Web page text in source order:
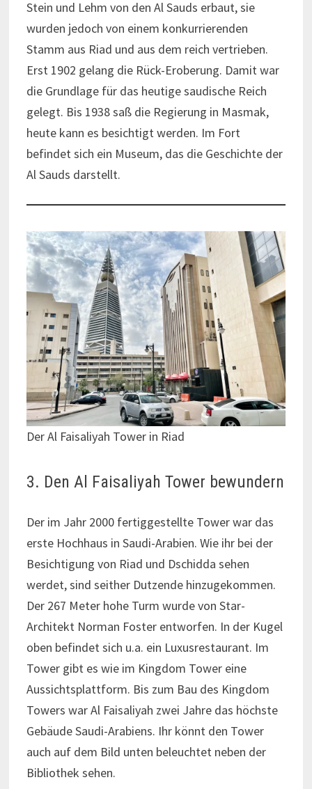
Stein und Lehm von den Al Sauds erbaut, sie
wurden jedoch von einem konkurrierenden
Stamm aus Riad und aus dem reich vertrieben.
Erst 1902 gelang die Rück-Eroberung. Damit war
die Grundlage für das heutige saudische Reich
gelegt. Bis 1938 saß die Regierung in Masmak,
heute kann es besichtigt werden. Im Fort
befindet sich ein Museum, das die Geschichte der
Al Sauds darstellt.
Der Al Faisaliyah Tower in Riad
3. Den Al Faisaliyah Tower bewundern
Der im Jahr 2000 fertiggestellte Tower war das
erste Hochhaus in Saudi-Arabien. Wie ihr bei der
Besichtigung von Riad und Dschidda sehen
werdet, sind seither Dutzende hinzugekommen.
Der 267 Meter hohe Turm wurde von Star-
Architekt Norman Foster entworfen. In der Kugel
oben befindet sich u.a. ein Luxusrestaurant. Im
Tower gibt es wie im Kingdom Tower eine
Aussichtsplattform. Bis zum Bau des Kingdom
Towers war Al Faisaliyah zwei Jahre das höchste
Gebäude Saudi-Arabiens. Ihr könnt den Tower
auch auf dem Bild unten beleuchtet neben der
Bibliothek sehen.